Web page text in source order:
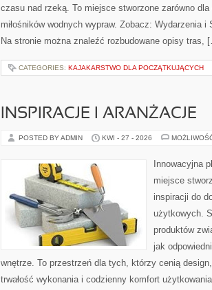
czasu nad rzeką. To miejsce stworzone zarówno
miłośników wodnych wypraw. Zobacz: Wydarzenia
Na stronie można znaleźć rozbudowane opisy tras,
CATEGORIES: KAJAKARSTWO DLA POCZĄTKUJĄCYCH
INSPIRACJE I ARANŻACJE
POSTED BY ADMIN KWI - 27 - 2026
Innowacyjna
miejsce
inspiracji do
użytkowych.
produktów
jak
wnętrze. To przestrzeń dla tych, którzy cenią
trwałość wykonania i codzienny komfort